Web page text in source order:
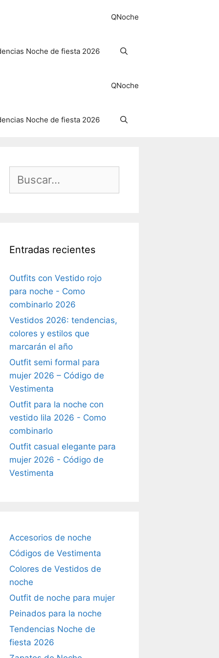
QNoche
Noche de fiesta 2026
QNoche
Noche de fiesta 2026
Entradas recientes
Outfits con Vestido rojo
para noche - Como
combinarlo 2026
Vestidos 2026: tendencias,
colores y estilos que
marcarán el año
Outfit semi formal para
mujer 2026 – Código de
Vestimenta
Outfit para la noche con
vestido lila 2026 - Como
combinarlo
Outfit casual elegante para
mujer 2026 - Código de
Vestimenta
Accesorios de noche
Códigos de Vestimenta
Colores de Vestidos de
noche
Outfit de noche para mujer
Peinados para la noche
Tendencias Noche de
fiesta 2026